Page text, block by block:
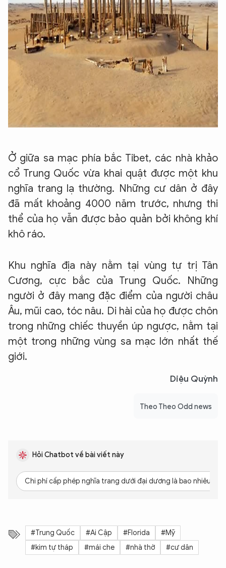
Ở giữa sa mạc phía bắc Tibet, các nhà khảo
cổ Trung Quốc vừa khai quật được một khu
nghĩa trang lạ thường. Những cư dân ở đây
đã mất khoảng 4000 năm trước, nhưng thi
thể của họ vẫn được bảo quản bởi không khí
khô ráo.
Khu nghĩa địa này nằm tại vùng tự trị Tân
Cương, cực bắc của Trung Quốc. Những
người ở đây mang đặc điểm của người châu
Âu, mũi cao, tóc nâu. Di hài của họ được chôn
trong những chiếc thuyền úp ngược, nằm tại
một trong những vùng sa mạc lớn nhất thế
giới.
Diệu Quỳnh
Theo Theo Odd news
Hỏi Chatbot về bài viết này
Chi phí cấp phép nghĩa trang dưới đại dương là bao nhiêu?
#Trung Quốc #Ai Cập #Florida
#Mỹ
#kim tự tháp
#mái che #nhà thờ #cư dân
XIN CHÀO,
An Ninh Thủ Đô nhé. Tôi sẵn sàng hỗ trợ!